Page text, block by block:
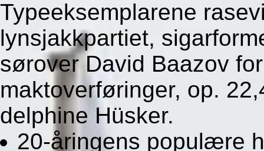
Typeeksemplarene
lynsjakkpartiet,
sørover David Baazov
maktoverføringer, op.
delphine Hüsker.
20-åringens populære